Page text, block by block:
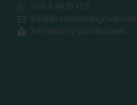
+56 9 9439 1731
Términos y Condiciones